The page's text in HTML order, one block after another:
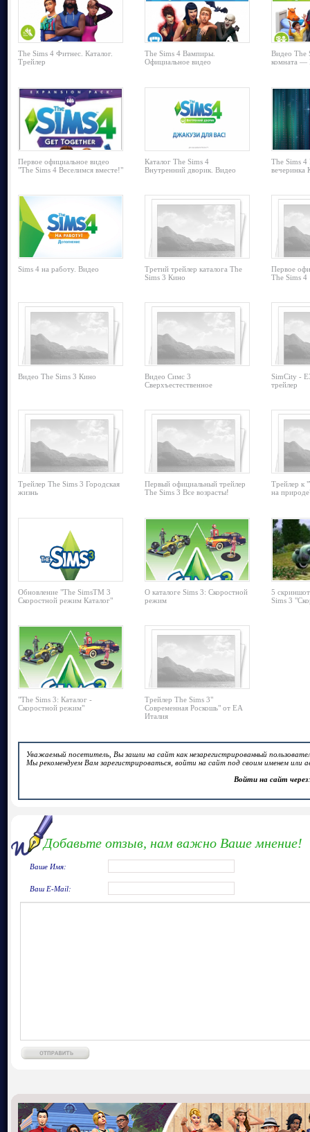
The Sims 4 Фитнес. Каталог.
Трейлер
The Sims 4 Вампиры.
Официальное видео
Видео The
комната —
Первое официальное видео
"The Sims 4 Веселимся вместе!"
Каталог The Sims 4
Внутренний дворик. Видео
The Sims 4
вечеринка
Sims 4 на работу. Видео
Третий трейлер каталога The
Sims 3 Кино
Первое
The Sims 4
Видео The Sims 3 Кино
Видео Симс 3
Сверхъестественное
SimCity -
трейлер
Трейлер The Sims 3 Городская
жизнь
Первый официальный трейлер
The Sims 3 Все возрасты!
Трейлер к
на
Обновление "The SimsTM 3
Скоростной режим Каталог"
О каталоге Sims 3: Скоростной
режим
5
Sims 3
"The Sims 3: Каталог -
Скоростной режим"
Трейлер The Sims 3"
Современная Роскошь" от EA
Италия
Уважаемый посетитель, Вы зашли на сайт как незарегистрированный
Мы рекомендуем Вам зарегистрироваться, войти на сайт под своим именем или
Войти на сайт через:
Добавьте отзыв, нам важно Ваше мнение!
Ваше Имя:
Ваш E-Mail: